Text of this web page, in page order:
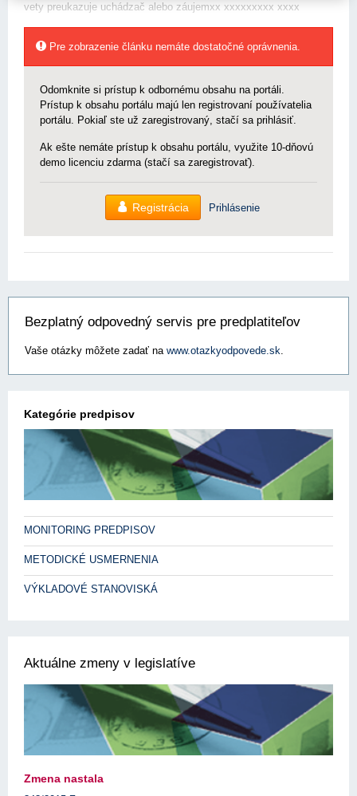
vety preukazuje uchádzač alebo záujemxx xxxxxxxxx xxxx
Pre zobrazenie článku nemáte dostatočné oprávnenia.
Odomknite si prístup k odbornému obsahu na portáli.
Prístup k obsahu portálu majú len registrovaní používatelia
portálu. Pokiaľ ste už zaregistrovaný, stačí sa prihlásiť.
Ak ešte nemáte prístup k obsahu portálu, využite 10-dňovú
demo licenciu zdarma (stačí sa zaregistrovať).
Registrácia Prihlásenie
Bezplatný odpovedný servis pre predplatiteľov
Vaše otázky môžete zadať na www.otazkyodpovede.sk.
Kategórie predpisov
MONITORING PREDPISOV
METODICKÉ USMERNENIA
VÝKLADOVÉ STANOVISKÁ
Aktuálne zmeny v legislatíve
Zmena nastala